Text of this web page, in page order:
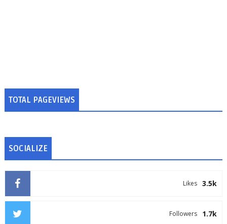
TOTAL PAGEVIEWS
SOCIALIZE
3.5k
Likes
1.7k
Followers